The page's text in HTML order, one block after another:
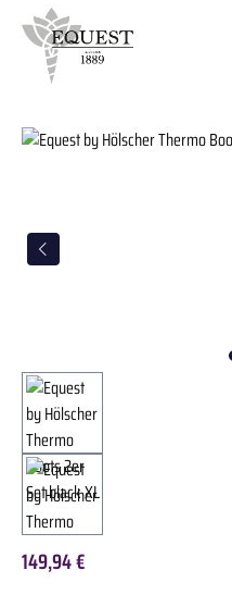
Bildergalerie überspringen
149,94 €